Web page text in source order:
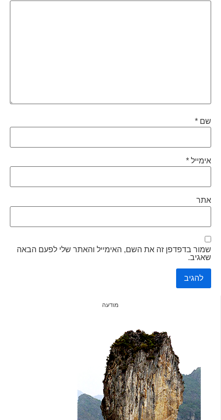
שם *
אימייל *
אתר
שמור בדפדפן זה את השם, האימייל והאתר שלי לפעם הבאה
שאגיב.
מודעה